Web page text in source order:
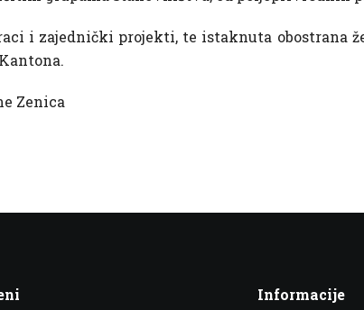
i zajednički projekti, te istaknuta obostrana
Zenica
Informacije